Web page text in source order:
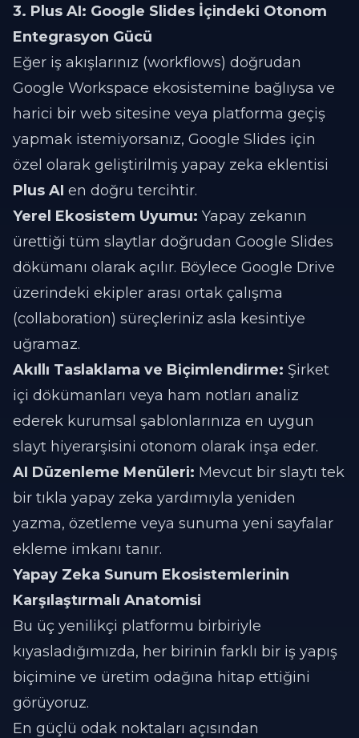
3. Plus AI: Google Slides İçindeki Otonom
Entegrasyon Gücü
Eğer iş akışlarınız (workflows) doğrudan
Google Workspace ekosistemine bağlıysa ve
harici bir web sitesine veya platforma geçiş
yapmak istemiyorsanız, Google Slides için
özel olarak geliştirilmiş yapay zeka eklentisi
Plus AI en doğru tercihtir.
Yerel Ekosistem Uyumu: Yapay zekanın
ürettiği tüm slaytlar doğrudan Google Slides
dökümanı olarak açılır. Böylece Google Drive
üzerindeki ekipler arası ortak çalışma
(collaboration) süreçleriniz asla kesintiye
uğramaz.
Akıllı Taslaklama ve Biçimlendirme: Şirket
içi dökümanları veya ham notları analiz
ederek kurumsal şablonlarınıza en uygun
slayt hiyerarşisini otonom olarak inşa eder.
AI Düzenleme Menüleri: Mevcut bir slaytı tek
bir tıkla yapay zeka yardımıyla yeniden
yazma, özetleme veya sunuma yeni sayfalar
ekleme imkanı tanır.
Yapay Zeka Sunum Ekosistemlerinin
Karşılaştırmalı Anatomisi
Bu üç yenilikçi platformu birbiriyle
kıyasladığımızda, her birinin farklı bir iş yapış
biçimine ve üretim odağına hitap ettiğini
görüyoruz.
En güçlü odak noktaları açısından